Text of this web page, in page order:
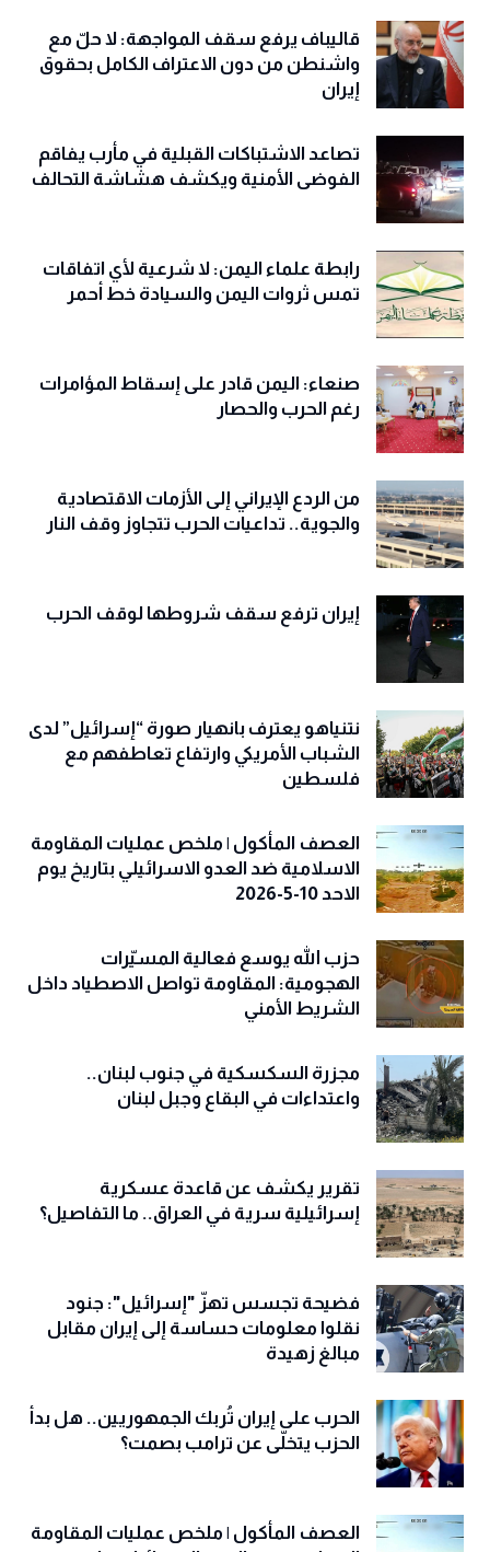
قاليباف يرفع سقف المواجهة: لا حلّ مع
واشنطن من دون الاعتراف الكامل بحقوق
إيران
تصاعد الاشتباكات القبلية في مأرب يفاقم
الفوضى الأمنية ويكشف هشاشة التحالف
رابطة علماء اليمن: لا شرعية لأي اتفاقات
تمس ثروات اليمن والسيادة خط أحمر
صنعاء: اليمن قادر على إسقاط المؤامرات
رغم الحرب والحصار
من الردع الإيراني إلى الأزمات الاقتصادية
والجوية.. تداعيات الحرب تتجاوز وقف النار
إيران ترفع سقف شروطها لوقف الحرب
نتنياهو يعترف بانهيار صورة “إسرائيل” لدى
الشباب الأمريكي وارتفاع تعاطفهم مع
فلسطين
العصف المأكول | ملخص عمليات المقاومة
الاسلامية ضد العدو الاسرائيلي بتاريخ يوم
الاحد 10-5-2026
حزب الله يوسع فعالية المسيّرات
الهجومية: المقاومة تواصل الاصطياد داخل
الشريط الأمني
مجزرة السكسكية في جنوب لبنان..
واعتداءات في البقاع وجبل لبنان
تقرير يكشف عن قاعدة عسكرية
إسرائيلية سرية في العراق.. ما التفاصيل؟
فضيحة تجسس تهزّ "إسرائيل": جنود
نقلوا معلومات حساسة إلى إيران مقابل
مبالغ زهيدة
الحرب على إيران تُربك الجمهوريين.. هل بدأ
الحزب يتخلّى عن ترامب بصمت؟
العصف المأكول | ملخص عمليات المقاومة